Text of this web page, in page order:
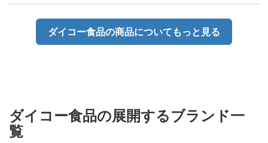
ダイコー食品の商品についてもっと見る
ダイコー食品の展開するブランド一
覧